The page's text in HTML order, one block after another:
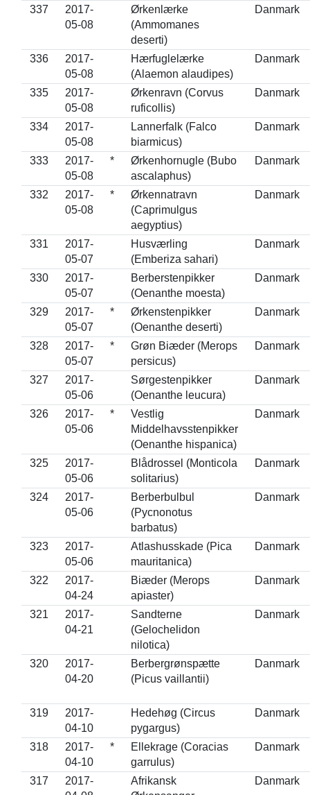
337
2017-
05-08
Ørkenlærke
(Ammomanes
deserti)
Danmark
336
2017-
05-08
Hærfuglelærke
(Alaemon alaudipes)
Danmark
335
2017-
05-08
Ørkenravn (Corvus
ruficollis)
Danmark
334
2017-
05-08
Lannerfalk (Falco
biarmicus)
Danmark
333
2017-
05-08
*
Ørkenhornugle (Bubo
ascalaphus)
Danmark
332
2017-
05-08
*
Ørkennatravn
(Caprimulgus
aegyptius)
Danmark
331
2017-
05-07
Husværling
(Emberiza sahari)
Danmark
330
2017-
05-07
Berberstenpikker
(Oenanthe moesta)
Danmark
329
2017-
05-07
*
Ørkenstenpikker
(Oenanthe deserti)
Danmark
328
2017-
05-07
*
Grøn Biæder (Merops
persicus)
Danmark
327
2017-
05-06
Sørgestenpikker
(Oenanthe leucura)
Danmark
326
2017-
05-06
*
Vestlig
Middelhavsstenpikker
(Oenanthe hispanica)
Danmark
325
2017-
05-06
Blådrossel (Monticola
solitarius)
Danmark
324
2017-
05-06
Berberbulbul
(Pycnonotus
barbatus)
Danmark
323
2017-
05-06
Atlashusskade (Pica
mauritanica)
Danmark
322
2017-
04-24
Biæder (Merops
apiaster)
Danmark
321
2017-
04-21
Sandterne
(Gelochelidon
nilotica)
Danmark
320
2017-
04-20
Berbergrønspætte
(Picus vaillantii)
Danmark
319
2017-
04-10
Hedehøg (Circus
pygargus)
Danmark
318
2017-
04-10
*
Ellekrage (Coracias
garrulus)
Danmark
317
2017-
Afrikansk
Danmark